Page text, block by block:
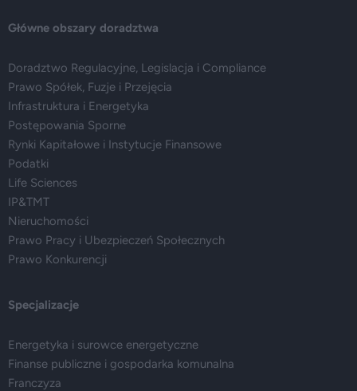
Główne obszary doradztwa
Doradztwo Regulacyjne, Legislacja i Compliance
Prawo Spółek, Fuzje i Przejęcia
Infrastruktura i Energetyka
Postępowania Sporne
Rynki Kapitałowe i Instytucje Finansowe
Podatki
Life Sciences
IP&TMT
Nieruchomości
Prawo Pracy i Ubezpieczeń Społecznych
Prawo Konkurencji
Specjalizacje
Energetyka i surowce energetyczne
Finanse publiczne i gospodarka komunalna
Franczyza